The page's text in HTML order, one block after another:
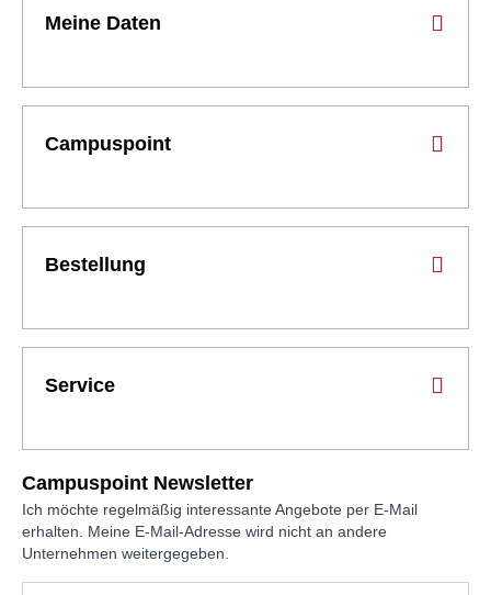
Meine Daten
Campuspoint
Bestellung
Service
Campuspoint Newsletter
Ich möchte regelmäßig interessante Angebote per E-Mail
erhalten. Meine E-Mail-Adresse wird nicht an andere
Unternehmen weitergegeben.